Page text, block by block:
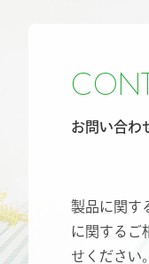
CON
お問い合わ
製品に関す
に関するご
せください。